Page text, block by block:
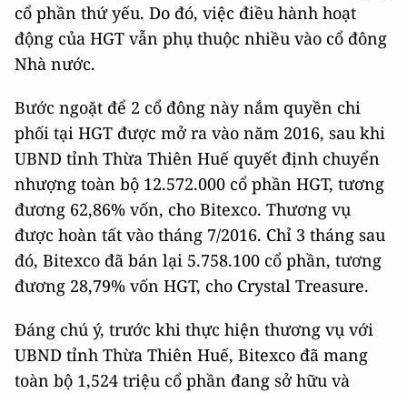
cổ phần thứ yếu. Do đó, việc điều hành hoạt
động của HGT vẫn phụ thuộc nhiều vào cổ đông
Nhà nước.
Bước ngoặt để 2 cổ đông này nắm quyền chi
phối tại HGT được mở ra vào năm 2016, sau khi
UBND tỉnh Thừa Thiên Huế quyết định chuyển
nhượng toàn bộ 12.572.000 cổ phần HGT, tương
đương 62,86% vốn, cho Bitexco. Thương vụ
được hoàn tất vào tháng 7/2016. Chỉ 3 tháng sau
đó, Bitexco đã bán lại 5.758.100 cổ phần, tương
đương 28,79% vốn HGT, cho Crystal Treasure.
Đáng chú ý, trước khi thực hiện thương vụ với
UBND tỉnh Thừa Thiên Huế, Bitexco đã mang
toàn bộ 1,524 triệu cổ phần đang sở hữu và